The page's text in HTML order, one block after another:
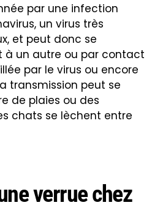
par une infection
un virus très
et peut donc se
à un autre ou par contact
par le virus ou encore
transmission peut se
de plaies ou des
chats se lèchent entre
verrue chez